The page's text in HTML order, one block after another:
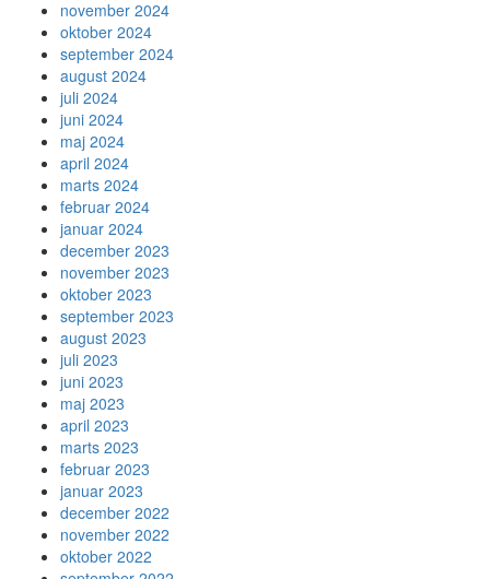
november 2024
oktober 2024
september 2024
august 2024
juli 2024
juni 2024
maj 2024
april 2024
marts 2024
februar 2024
januar 2024
december 2023
november 2023
oktober 2023
september 2023
august 2023
juli 2023
juni 2023
maj 2023
april 2023
marts 2023
februar 2023
januar 2023
december 2022
november 2022
oktober 2022